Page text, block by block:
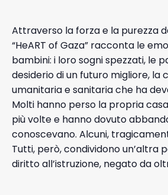
Attraverso la forza e la purezza
“HeART of Gaza” racconta le
bambini: i loro sogni spezzati, le
desiderio di un futuro migliore, la
umanitaria e sanitaria che ha
Molti hanno perso la propria
più volte e hanno dovuto
conoscevano. Alcuni,
Tutti, però, condividono un’altra
diritto all’istruzione, negato da